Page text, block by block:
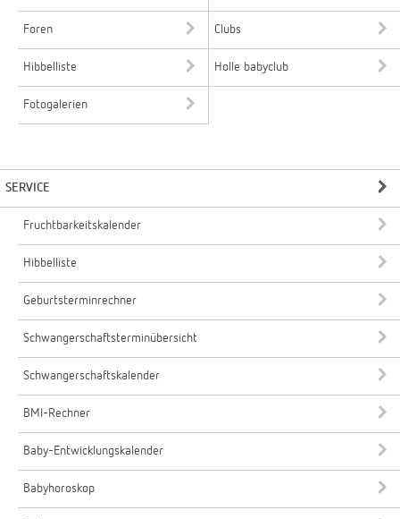
Foren Clubs
Hibbelliste Holle babyclub
Fotogalerien
SERVICE
Fruchtbarkeitskalender
Hibbelliste
Geburtsterminrechner
Schwangerschaftsterminübersicht
Schwangerschaftskalender
BMI-Rechner
Baby-Entwicklungskalender
Babyhoroskop